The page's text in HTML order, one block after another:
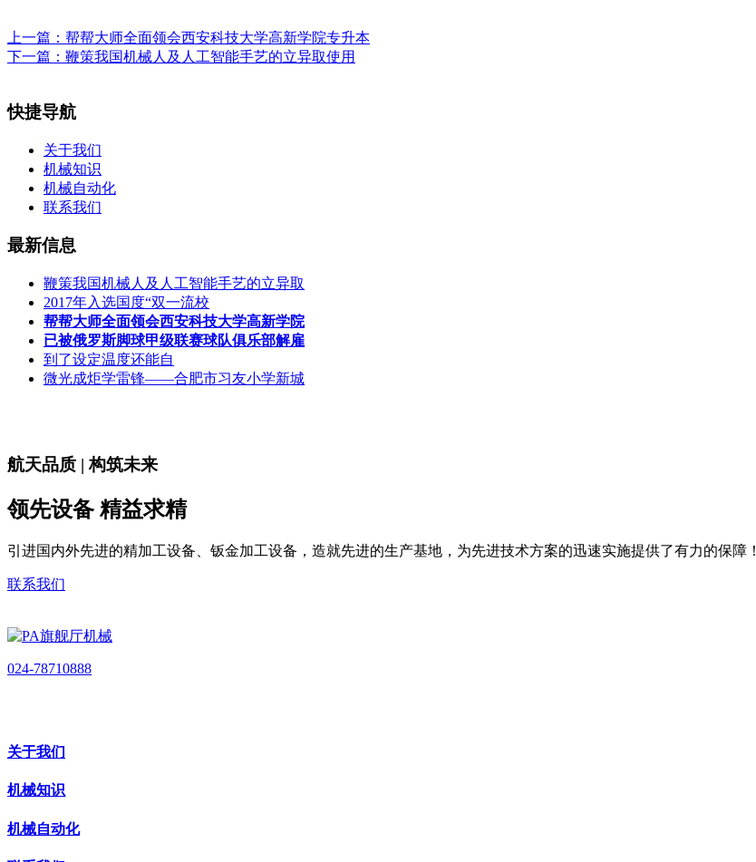
上一篇： 帮帮大师全面领会西安科技大学高新学院专升本
下一篇： 鞭策我国机械人及人工智能手艺的立异取使用
快捷导航
关于我们
机械知识
机械自动化
联系我们
最新信息
鞭策我国机械人及人工智能手艺的立异取
2017年入选国度“双一流校
帮帮大师全面领会西安科技大学高新学院
已被俄罗斯脚球甲级联赛球队俱乐部解雇
到了设定温度还能自
微光成炬学雷锋——合肥市习友小学新城
航天品质 | 构筑未来
领先设备 精益求精
引进国内外先进的精加工设备、钣金加工设备，造就先进的生产基地，为先进技术方案的迅速实施提供了有力的保障！
联系我们
024-78710888
关于我们
机械知识
机械自动化